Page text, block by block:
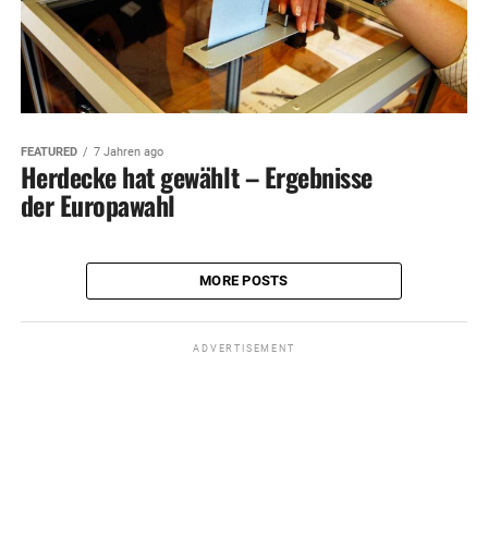
FEATURED 7 Jahren ago
Herdecke hat gewählt – Ergebnisse
der Europawahl
MORE POSTS
ADVERTISEMENT